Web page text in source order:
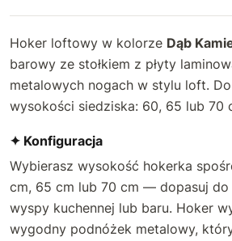
Hoker loftowy w kolorze Dąb
barowy ze stołkiem z płyty
metalowych nogach w stylu loft.
wysokości siedziska: 60, 65 lub 70
✦ Konfiguracja
Wybierasz wysokość hokerka
cm, 65 cm lub 70 cm — dopasuj do
wyspy kuchennej lub baru. Hoker
wygodny podnóżek metalowy,